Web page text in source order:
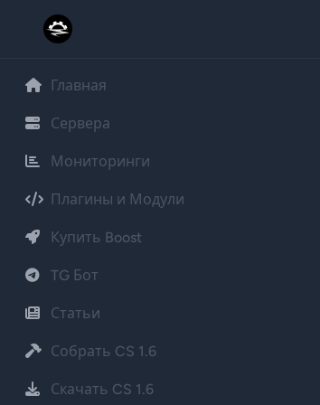
Главная
Сервера
Мониторинги
Плагины и Модули
Купить Boost
TG Бот
Статьи
Собрать CS 1.6
Скачать CS 1.6